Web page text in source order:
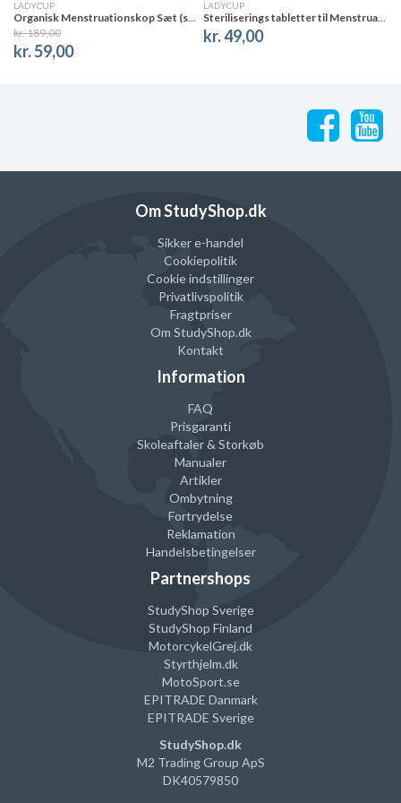
LADYCUP
Organisk Menstruationskop Sæt (str. A og B)
kr. 189,00
kr. 59,00
LADYCUP
Steriliserings tabletter til Menstruationskop
kr. 49,00
Om StudyShop.dk
Sikker e-handel
Cookiepolitik
Cookie indstillinger
Privatlivspolitik
Fragtpriser
Om StudyShop.dk
Kontakt
Information
FAQ
Prisgaranti
Skoleaftaler & Storkøb
Manualer
Artikler
Ombytning
Fortrydelse
Reklamation
Handelsbetingelser
Partnershops
StudyShop Sverige
StudyShop Finland
MotorcykelGrej.dk
Styrthjelm.dk
MotoSport.se
EPITRADE Danmark
EPITRADE Sverige
StudyShop.dk
M2 Trading Group ApS
DK40579850